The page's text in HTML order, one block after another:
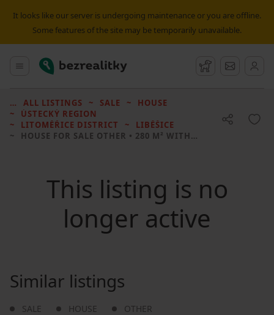
It looks like our server is undergoing maintenance or you are offline.
Some features of the site may be temporarily unavailable.
Main menu
Bezrealitky Watchdog
ALL LISTINGS SALE
HOUSE
ÚSTECKÝ REGION
LITOMĚŘICE DISTRICT
LIBĚŠICE
HOUSE FOR SALE OTHER • 280 M² WITHOUT REAL ESTATE
This listing is no
longer active
Similar listings
SALE HOUSE OTHER